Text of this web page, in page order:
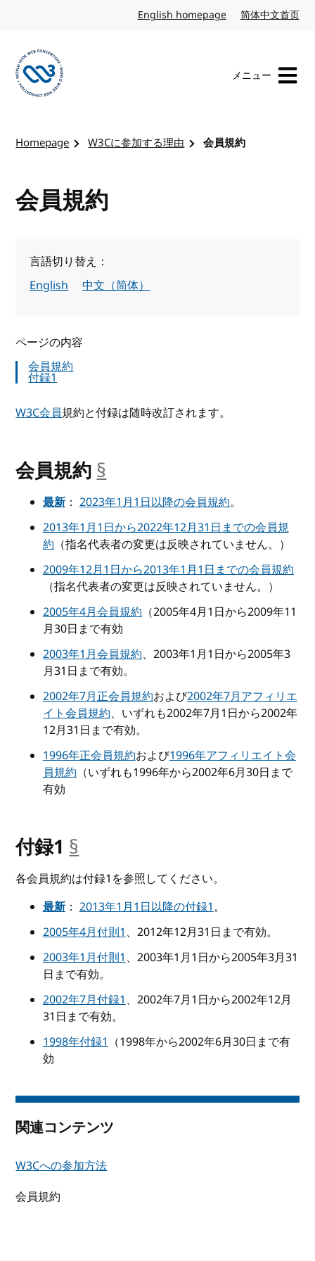
English homepage英語简体中文首页中
メニュー
Homepage W3Cに参加する理由 会員規約
会員規約
言語切り替え：
English
中文（简体）
ページの内容
会員規約
付録1
W3C会員規約と付録は随時改訂されます。
会員規約 §
最新：2023年1月1日以降の会員規約。
2013年1月1日から2022年12月31日までの会員規
約（指名代表者の変更は反映されていません。）
2009年12月1日から2013年1月1日までの会員規約
（指名代表者の変更は反映されていません。）
2005年4月会員規約（2005年4月1日から2009年11
月30日まで有効
2003年1月会員規約、2003年1月1日から2005年3
月31日まで有効。
2002年7月正会員規約および2002年7月アフィリエ
イト会員規約、いずれも2002年7月1日から2002年
12月31日まで有効。
1996年正会員規約および1996年アフィリエイト会
員規約（いずれも1996年から2002年6月30日まで
有効
付録1 §
各会員規約は付録1を参照してください。
最新：2013年1月1日以降の付録1。
2005年4月付則1、2012年12月31日まで有効。
2003年1月付則1、2003年1月1日から2005年3月31
日まで有効。
2002年7月付録1、2002年7月1日から2002年12月
31日まで有効。
1998年付録1（1998年から2002年6月30日まで有
効
関連コンテンツ
W3Cへの参加方法
会員規約